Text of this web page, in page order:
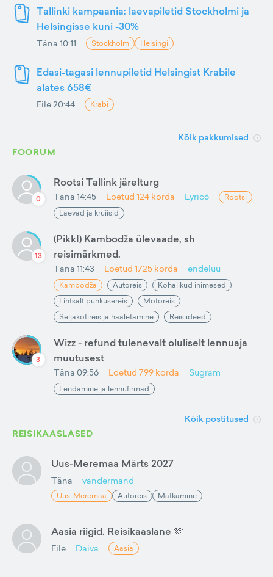
Tallinki kampaania: laevapiletid Stockholmi ja
Helsingisse kuni -30%
Täna 10:11 Stockholm Helsingi
Edasi-tagasi lennupiletid Helsingist Krabile
alates 658€
Eile 20:44 Krabi
Kõik pakkumised
FOORUM
0
Rootsi Tallink järelturg
Täna 14:45 Loetud 124 korda Lyric6
Rootsi
Laevad ja kruiisid
13
(Pikk!) Kambodža ülevaade, sh
reisimärkmed.
Täna 11:43 Loetud 1725 korda endeluu
Kambodža Autoreis
Kohalikud inimesed
Lihtsalt puhkusereis
Motoreis
Seljakotireis ja hääletamine
Reisiideed
3
Wizz - refund tulenevalt oluliselt lennuaja
muutusest
Täna 09:56 Loetud 799 korda Sugram
Lendamine ja lennufirmad
Kõik postitused
REISIKAASLASED
Uus-Meremaa Märts 2027
Täna vandermand
Uus-Meremaa Autoreis Matkamine
Aasia riigid. Reisikaaslane 🫶
Eile Daiva Aasia